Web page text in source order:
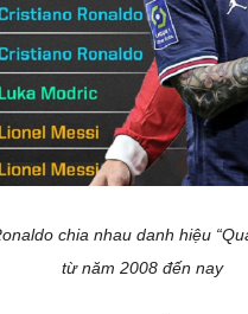
chia nhau danh hiệu
từ năm 2008 đến nay